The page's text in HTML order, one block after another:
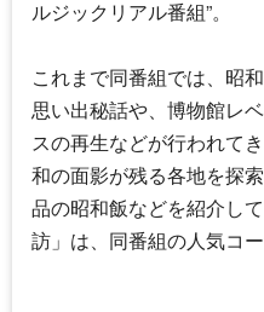
ルジックリアル番組”。
これまで同番組では、昭
思い出秘話や、博物館レ
スの再生などが行われてき
和の面影が残る各地を探
品の昭和飯などを紹介し
訪」は、同番組の人気コ